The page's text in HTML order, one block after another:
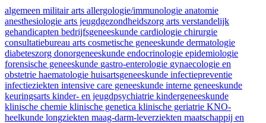
algemeen militair arts allergologie/immunologie anatomie
anesthesiologie arts jeugdgezondheidszorg arts verstandelijk
gehandicapten bedrijfsgeneeskunde cardiologie chirurgie
consultatiebureau arts cosmetische geneeskunde dermatologie
diabeteszorg donorgeneeskunde endocrinologie epidemiologie
forensische geneeskunde gastro-enterologie gynaecologie en
obstetrie haematologie huisartsgeneeskunde infectiepreventie
infectieziekten intensive care geneeskunde interne geneeskunde
keuringsarts kinder- en jeugdpsychiatrie kindergeneeskunde
klinische chemie klinische genetica klinische geriatrie KNO-
heelkunde longziekten maag-darm-leverziekten maatschappij en